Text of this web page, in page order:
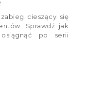
cieszący się
Sprawdź jak
po serii